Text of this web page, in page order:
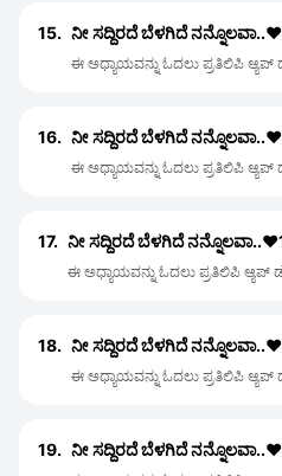
15. ನೀ ಸದ್ದಿರದೆ ಬೆಳಗಿದೆ
ಈ ಅಧ್ಯಾಯವನ್ನು ಓದಲು ಪ್ರತಿಲಿಪಿ
16. ನೀ ಸದ್ದಿರದೆ ಬೆಳಗಿದೆ
ಈ ಅಧ್ಯಾಯವನ್ನು ಓದಲು ಪ್ರತಿಲಿಪಿ
17. ನೀ ಸದ್ದಿರದೆ ಬೆಳಗಿದೆ
ಈ ಅಧ್ಯಾಯವನ್ನು ಓದಲು ಪ್ರತಿಲಿಪಿ
18. ನೀ ಸದ್ದಿರದೆ ಬೆಳಗಿದೆ
ಈ ಅಧ್ಯಾಯವನ್ನು ಓದಲು ಪ್ರತಿಲಿಪಿ
19. ನೀ ಸದ್ದಿರದೆ ಬೆಳಗಿದೆ